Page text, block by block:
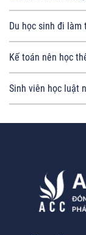
Du học sinh đi làm
Kế toán nên học
Sinh viên học luật